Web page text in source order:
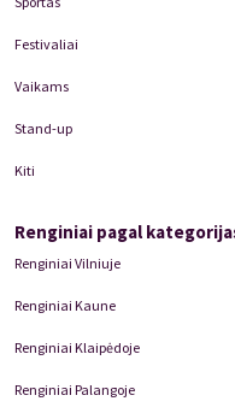
Festivaliai
Vaikams
Stand-up
Kiti
Renginiai pagal
Renginiai Vilniuje
Renginiai Kaune
Renginiai Klaipėdoje
Renginiai Palangoje